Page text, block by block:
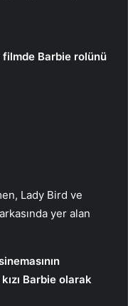
filmde Barbie rolünü
Lady Bird ve
yer alan
Barbie olarak